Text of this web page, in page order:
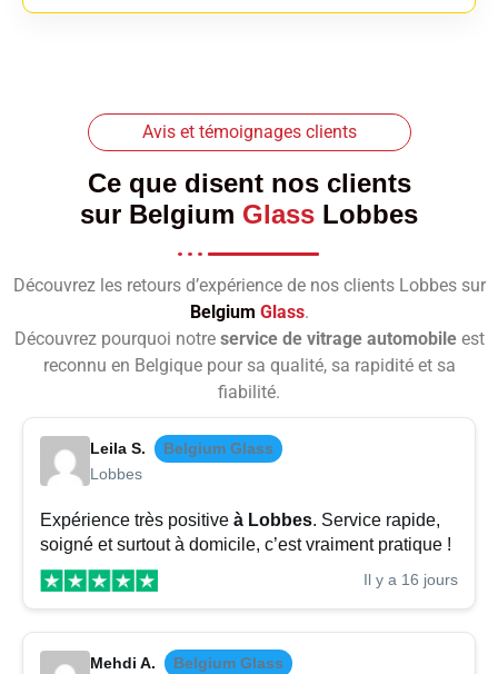
Avis et témoignages clients
Ce que disent nos clients
sur Belgium Glass Lobbes
Découvrez les retours d’expérience de nos clients Lobbes sur
Belgium Glass.
Découvrez pourquoi notre service de vitrage automobileest
reconnu en Belgique pour sa qualité, sa rapidité et sa
fiabilité.
Leila S.
Belgium Glass
Lobbes
Expérience très positive à Lobbes. Service rapide,
soigné et surtout à domicile, c’est vraiment pratique !
Il y a 16 jours
Mehdi A.
Belgium Glass